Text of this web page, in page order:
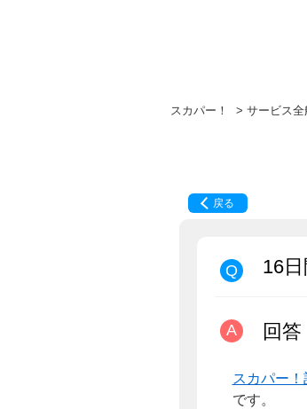
スカパー！ > サービス全
戻る
16
回答
スカパー！
です。